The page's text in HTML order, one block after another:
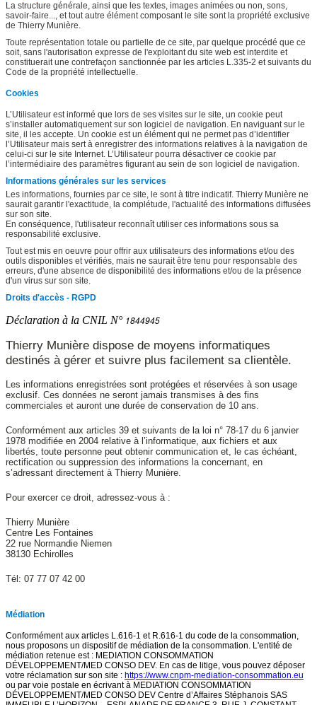
La structure générale, ainsi que les textes, images animées ou non, sons,
savoir-faire..., et tout autre élément composant le site sont la propriété exclusive
de Thierry Munière.
Toute représentation totale ou partielle de ce site, par quelque procédé que ce
soit, sans l'autorisation expresse de l'exploitant du site web est interdite et
constituerait une contrefaçon sanctionnée par les articles L.335-2 et suivants du
Code de la propriété intellectuelle.
Cookies
L’Utilisateur est informé que lors de ses visites sur le site, un cookie peut
s’installer automatiquement sur son logiciel de navigation. En naviguant sur le
site, il les accepte. Un cookie est un élément qui ne permet pas d’identifier
l’Utilisateur mais sert à enregistrer des informations relatives à la navigation de
celui-ci sur le site Internet. L’Utilisateur pourra désactiver ce cookie par
l’intermédiaire des paramètres figurant au sein de son logiciel de navigation.
Informations générales sur les services
Les informations, fournies par ce site, le sont à titre indicatif. Thierry Munière ne
saurait garantir l'exactitude, la complétude, l'actualité des informations diffusées
sur son site.
En conséquence, l'utilisateur reconnaît utiliser ces informations sous sa
responsabilité exclusive.
Tout est mis en oeuvre pour offrir aux utilisateurs des informations et/ou des
outils disponibles et vérifiés, mais ne saurait être tenu pour responsable des
erreurs, d'une absence de disponibilité des informations et/ou de la présence
d'un virus sur son site.
Droits d'accès - RGPD
Déclaration à la CNIL N° 1844945
Thierry Munière dispose de moyens informatiques
destinés à gérer et suivre plus facilement sa clientèle.
Les informations enregistrées sont protégées et réservées à son usage
exclusif. Ces données ne seront jamais transmises à des fins
commerciales et auront une durée de conservation de 10 ans.
Conformément aux articles 39 et suivants de la loi n° 78-17 du 6 janvier
1978 modifiée en 2004 relative à l’informatique, aux fichiers et aux
libertés, toute personne peut obtenir communication et, le cas échéant,
rectification ou suppression des informations la concernant, en
s’adressant directement à Thierry Munière.
Pour exercer ce droit, adressez-vous à :
Thierry Munière
Centre Les Fontaines
22 rue Normandie Niemen
38130 Echirolles
Tél: 07 77 07 42 00
Médiation
Conformément aux articles L.616-1 et R.616-1 du code de la consommation,
nous proposons un dispositif de médiation de la consommation. L'entité de
médiation retenue est : MEDIATION CONSOMMATION
DÉVELOPPEMENT/MED CONSO DEV. En cas de litige, vous pouvez déposer
votre réclamation sur son site : https://www.cnpm-mediation-consommation.eu
ou par voie postale en écrivant à MEDIATION CONSOMMATION
DÉVELOPPEMENT/MED CONSO DEV Centre d’Affaires Stéphanois SAS